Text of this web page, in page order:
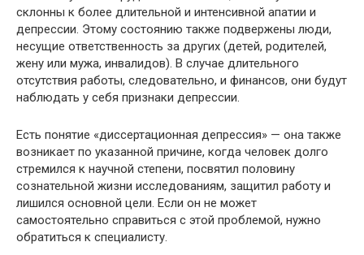
склонны к более длительной и интенсивной апатии и
депрессии. Этому состоянию также подвержены люди,
несущие ответственность за других (детей, родителей,
жену или мужа, инвалидов). В случае длительного
отсутствия работы, следовательно, и финансов, они будут
наблюдать у себя признаки депрессии.
Есть понятие «диссертационная депрессия» — она также
возникает по указанной причине, когда человек долго
стремился к научной степени, посвятил половину
сознательной жизни исследованиям, защитил работу и
лишился основной цели. Если он не может
самостоятельно справиться с этой проблемой, нужно
обратиться к специалисту.